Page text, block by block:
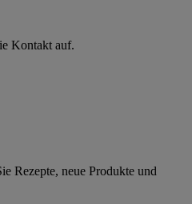
Kontakt auf.
Rezepte, neue Produkte und